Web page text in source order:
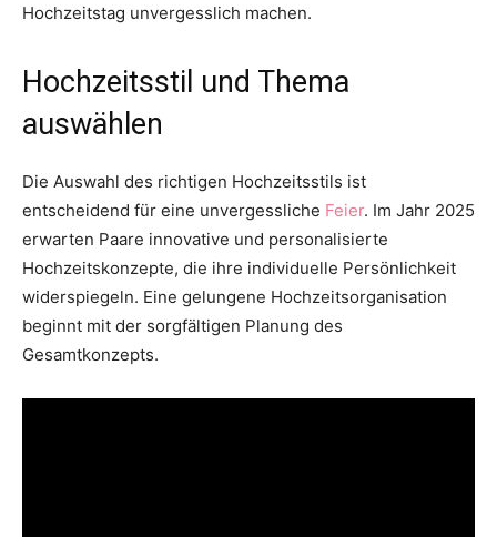
Hochzeitstag unvergesslich machen.
Hochzeitsstil und Thema
auswählen
Die Auswahl des richtigen Hochzeitsstils ist
entscheidend für eine unvergessliche Feier. Im Jahr 2025
erwarten Paare innovative und personalisierte
Hochzeitskonzepte, die ihre individuelle Persönlichkeit
widerspiegeln. Eine gelungene Hochzeitsorganisation
beginnt mit der sorgfältigen Planung des
Gesamtkonzepts.